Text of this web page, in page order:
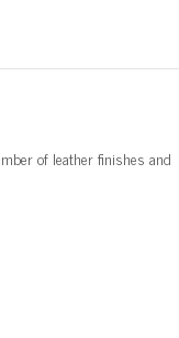
of leather finishes and